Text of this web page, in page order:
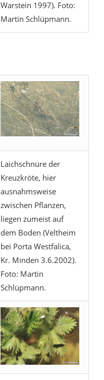
Warstein 1997). Foto:
Martin Schlüpmann.
Laichschnüre der
Kreuzkröte, hier
ausnahmsweise
zwischen Pflanzen,
liegen zumeist auf
dem Boden (Veltheim
bei Porta Westfalica,
Kr. Minden 3.6.2002).
Foto: Martin
Schlüpmann.